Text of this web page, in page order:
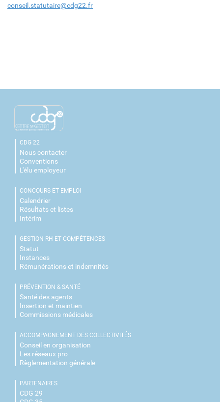
conseil.statutaire@cdg22.fr
CDG 22
Nous contacter
Conventions
L'élu employeur
CONCOURS ET EMPLOI
Calendrier
Résultats et listes
Intérim
GESTION RH ET COMPÉTENCES
Statut
Instances
Rémunérations et indemnités
PRÉVENTION & SANTÉ
Santé des agents
Insertion et maintien
Commissions médicales
ACCOMPAGNEMENT DES COLLECTIVITÉS
Conseil en organisation
Les réseaux pro
Règlementation générale
PARTENAIRES
CDG 29